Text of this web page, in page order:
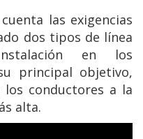
las exigencias
dos tipos de línea
en los
principal objetivo,
conductores a la
alta.